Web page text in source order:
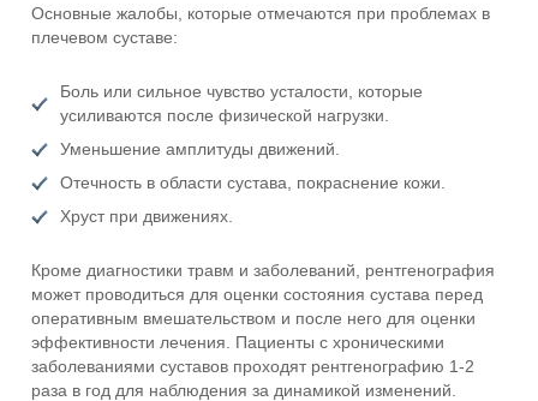
Основные жалобы, которые отмечаются при проблемах в
плечевом суставе:
Боль или сильное чувство усталости, которые
усиливаются после физической нагрузки.
Уменьшение амплитуды движений.
Отечность в области сустава, покраснение кожи.
Хруст при движениях.
Кроме диагностики травм и заболеваний, рентгенография
может проводиться для оценки состояния сустава перед
оперативным вмешательством и после него для оценки
эффективности лечения. Пациенты с хроническими
заболеваниями суставов проходят рентгенографию 1-2
раза в год для наблюдения за динамикой изменений.